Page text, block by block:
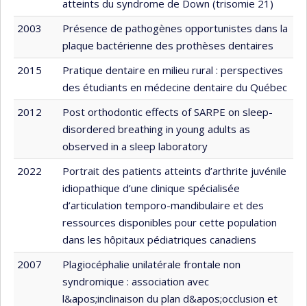
atteints du syndrome de Down (trisomie 21)
2003
Présence de pathogènes opportunistes dans la
plaque bactérienne des prothèses dentaires
2015
Pratique dentaire en milieu rural : perspectives
des étudiants en médecine dentaire du Québec
2012
Post orthodontic effects of SARPE on sleep-
disordered breathing in young adults as
observed in a sleep laboratory
2022
Portrait des patients atteints d’arthrite juvénile
idiopathique d’une clinique spécialisée
d’articulation temporo-mandibulaire et des
ressources disponibles pour cette population
dans les hôpitaux pédiatriques canadiens
2007
Plagiocéphalie unilatérale frontale non
syndromique : association avec
l&apos;inclinaison du plan d&apos;occlusion et